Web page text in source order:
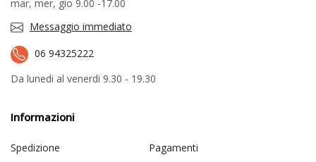
mar, mer, gio 9.00 -17.00
Messaggio immediato
06 94325222
Da lunedi al venerdi 9.30 - 19.30
Informazioni
Spedizione
Pagamenti